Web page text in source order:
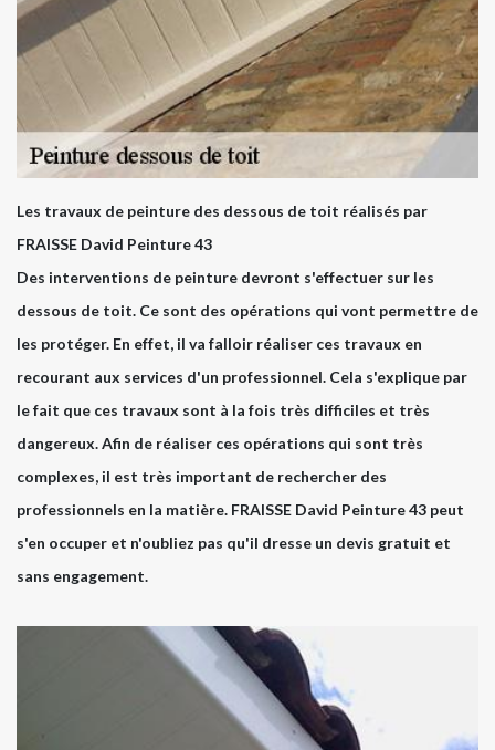
Les travaux de peinture des dessous de toit réalisés par
FRAISSE David Peinture 43
Des interventions de peinture devront s'effectuer sur les
dessous de toit. Ce sont des opérations qui vont permettre de
les protéger. En effet, il va falloir réaliser ces travaux en
recourant aux services d'un professionnel. Cela s'explique par
le fait que ces travaux sont à la fois très difficiles et très
dangereux. Afin de réaliser ces opérations qui sont très
complexes, il est très important de rechercher des
professionnels en la matière. FRAISSE David Peinture 43 peut
s'en occuper et n'oubliez pas qu'il dresse un devis gratuit et
sans engagement.